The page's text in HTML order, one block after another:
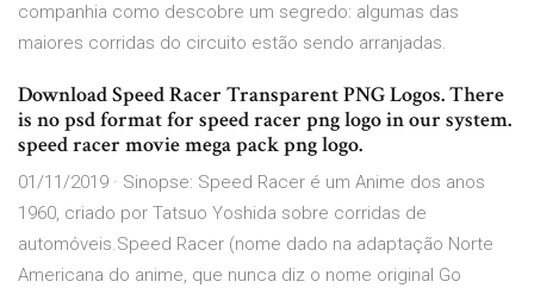
companhia como descobre um segredo: algumas das
maiores corridas do circuito estão sendo arranjadas.
Download Speed Racer Transparent PNG Logos. There
is no psd format for speed racer png logo in our system.
speed racer movie mega pack png logo.
01/11/2019 · Sinopse: Speed Racer é um Anime dos anos
1960, criado por Tatsuo Yoshida sobre corridas de
automóveis.Speed Racer (nome dado na adaptação Norte
Americana do anime, que nunca diz o nome original Go